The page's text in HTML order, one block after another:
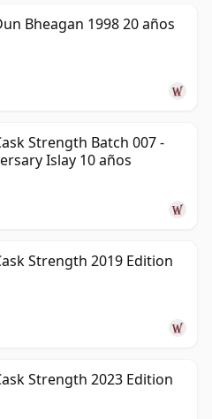
Bheagan 1998 20 años
Strength Batch 007 -
Islay 10 años
Strength 2019 Edition
Strength 2023 Edition